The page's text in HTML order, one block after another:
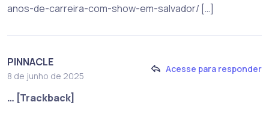
anos-de-carreira-com-show-em-salvador/ […]
PINNACLE
8 de junho de 2025
Acesse para responder
… [Trackback]